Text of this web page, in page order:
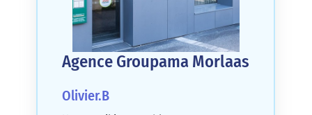
Agence Groupama Morlaas
Olivier.B